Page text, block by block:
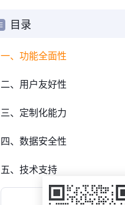
目录
一、功能全面性
二、用户友好性
三、定制化能力
四、数据安全性
五、技术支持
展开更多